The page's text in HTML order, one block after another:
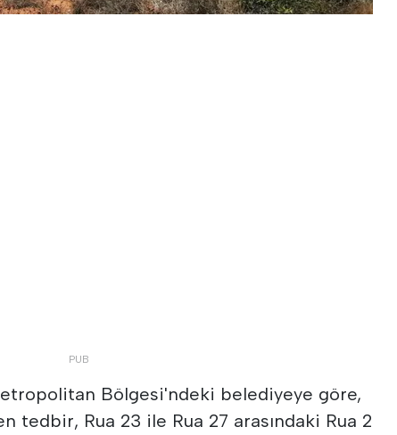
Bölgesi'ndeki belediyeye göre,
tedbir, Rua 23 ile Rua 27 arasındaki Rua 2